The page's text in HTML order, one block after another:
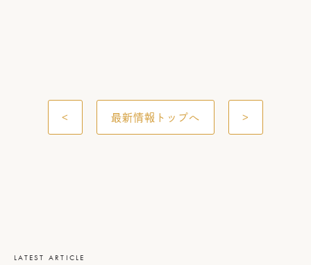
LATEST ARTICLE
< 最新情報トップへ >